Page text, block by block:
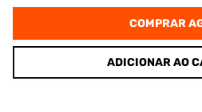
COMPRAR
ADICIONAR AO